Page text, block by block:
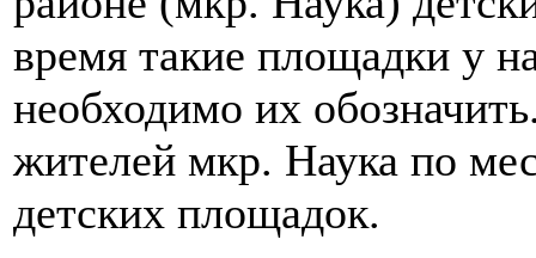
время такие площадки у
необходимо их
жителей мкр. Наука по
детских площадок.